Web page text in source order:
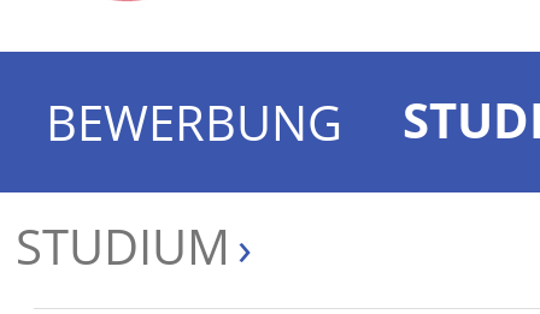
BEWERBUNG
STUDIUM